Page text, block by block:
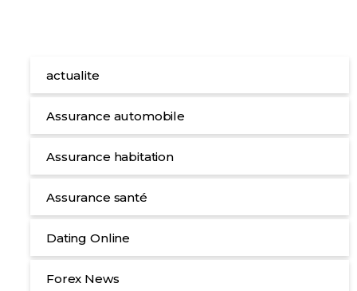
actualite
Assurance automobile
Assurance habitation
Assurance santé
Dating Online
Forex News